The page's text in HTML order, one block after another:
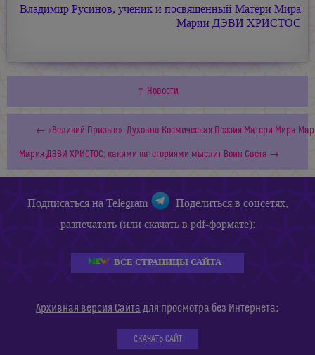
Владимир Русинов, ученик и посвящённыйМатери Мира
Марии ДЭВИ ХРИСТОС
↑ Новости
← «Великий Призыв». Духовно-Космическая Поэзия Матери Мира
Мария ДЭВИ ХРИСТОС: какими категориями мыслит Воин Света →
Подписатьсяна Telegram
Поделиться в соцсетях,
разпечатать (или скачать в pdf-формате):
ВСЕ СТРАНИЦЫ САЙТА
Архивная версия Сайта для просмотра без Интернета:
СКАЧАТЬ САЙТ